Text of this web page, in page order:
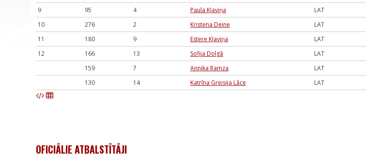
9
95 4 Paula Kļaviņa LAT
10
276 2 Kristena Deine LAT
11
180 9 Estere Kļaviņa LAT
12
166 13 Sofija Dolgā LAT
159
7 Annika Ramza LAT
130
14 Katrīna Greisija Lāce LAT
OFICIĀLIE ATBALSTĪTĀJI